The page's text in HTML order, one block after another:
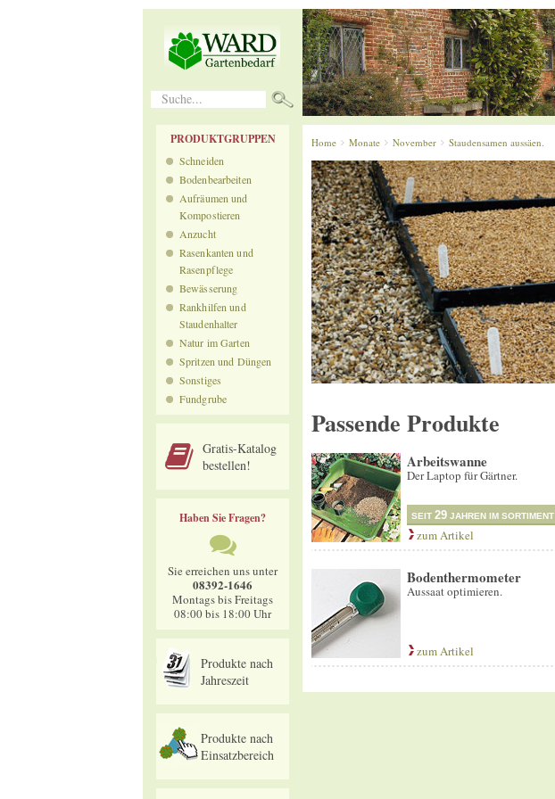
Suche...
PRODUKTGRUPPEN
Schneiden
Bodenbearbeiten
Aufräumen und
Kompostieren
Anzucht
Rasenkanten und
Rasenpflege
Bewässerung
Rankhilfen und
Staudenhalter
Natur im Garten
Spritzen und Düngen
Sonstiges
Fundgrube
Gratis-Katalog
bestellen!
Haben Sie Fragen?
Sie erreichen uns unter
08392-1646
Montags bis Freitags
08:00 bis 18:00 Uhr
Produkte nach
Jahreszeit
Produkte nach
Einsatzbereich
Home Monate November Staudensamen aussäen.
Passende Produkte
Arbeitswanne
Der Laptop für Gärtner.
SEIT 29 JAHREN IM SORTIMENT
zum Artikel
Bodenthermometer
Aussaat optimieren.
zum Artikel